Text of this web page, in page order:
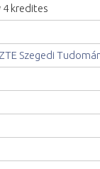
4 kredites
Szegedi